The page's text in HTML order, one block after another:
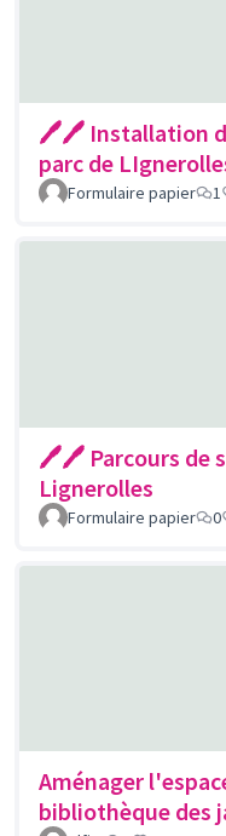
🖊🖊 Installation
parc de
Formulaire papier 1
🖊🖊 Parcours de
Lignerolles
Formulaire papier 0
Aménager
bibliothèque des